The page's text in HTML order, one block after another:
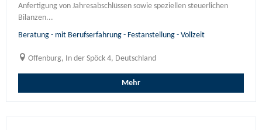
Anfertigung von Jahresabschlüssen sowie speziellen steuerlichen
Bilanzen...
Beratung - mit Berufserfahrung - Festanstellung - Vollzeit
Offenburg, In der Spöck 4, Deutschland
Mehr